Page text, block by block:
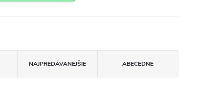
NAJPREDÁVANEJŠIE ABECEDNE